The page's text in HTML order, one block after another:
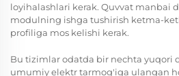
loyihalashlari kerak. Quvvat manbai
modulning ishga tushirish ketma-
profiliga mos kelishi kerak.
Bu tizimlar odatda bir nechta yuqori
umumiy elektr tarmog'iga ulangan